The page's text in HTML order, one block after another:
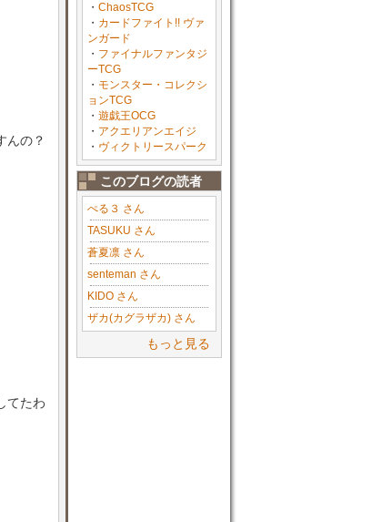
・ ChaosTCG
・ カードファイト!! ヴァ
ンガード
・ ファイナルファンタジ
ーTCG
・ モンスター・コレクシ
ョンTCG
・ 遊戯王OCG
・ アクエリアンエイジ
・ ヴィクトリースパーク
このブログの読者
ぺる３ さん
TASUKU さん
蒼夏凛 さん
senteman さん
KIDO さん
ザカ(カグラザカ) さん
もっと見る
んの？
てたわ